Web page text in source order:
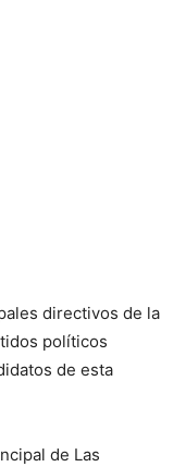
directivos de la
políticos
de esta
de Las